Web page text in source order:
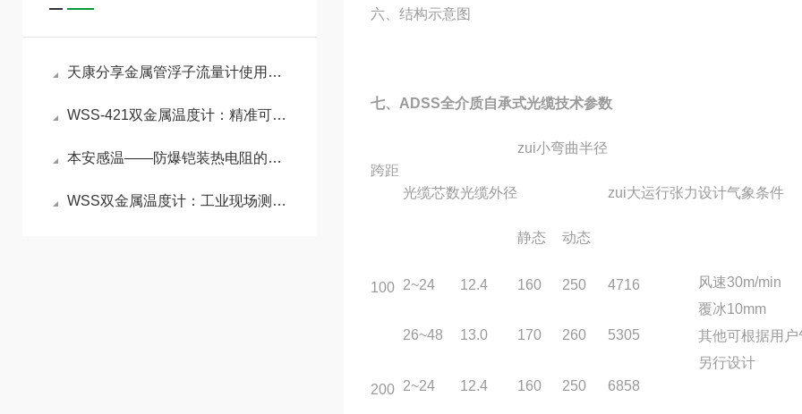
天康分享金属管浮子流量计使用与维护
WSS-421双金属温度计：精准可靠的中低温现场检测利器
本安感温——防爆铠装热电阻的原理与选购要点
WSS双金属温度计：工业现场测温的“全能通用标尺”
六、结构示意图
七、ADSS全介质自承式光缆技术参数
跨距
光缆芯数光缆外径
zui小弯曲半径
zui大运行张力设计气象条件
静态 动态
100 2~24 12.4 160 250 4716
风速30m/min
覆冰10mm
其他可根据用
另行设计
26~48 13.0 170 260 5305
200 2~24 12.4 160 250 6858